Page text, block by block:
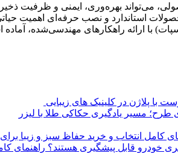
می‌تواند بهره‌وری، ایمنی و ظرفیت
استاندارد و نصب حرفه‌ای اهمیت
با ارائه راهکارهای مهندسی‌شده،
با پلاژن در کلینیک های زیبایی
طرح؛ مسیر یادگیری حکاکی طلا با لیزر
کامل انتخاب و خرید حفاظ سبز و زیبا
خودرو قابل پیشگیری هستند؟ راهنمای